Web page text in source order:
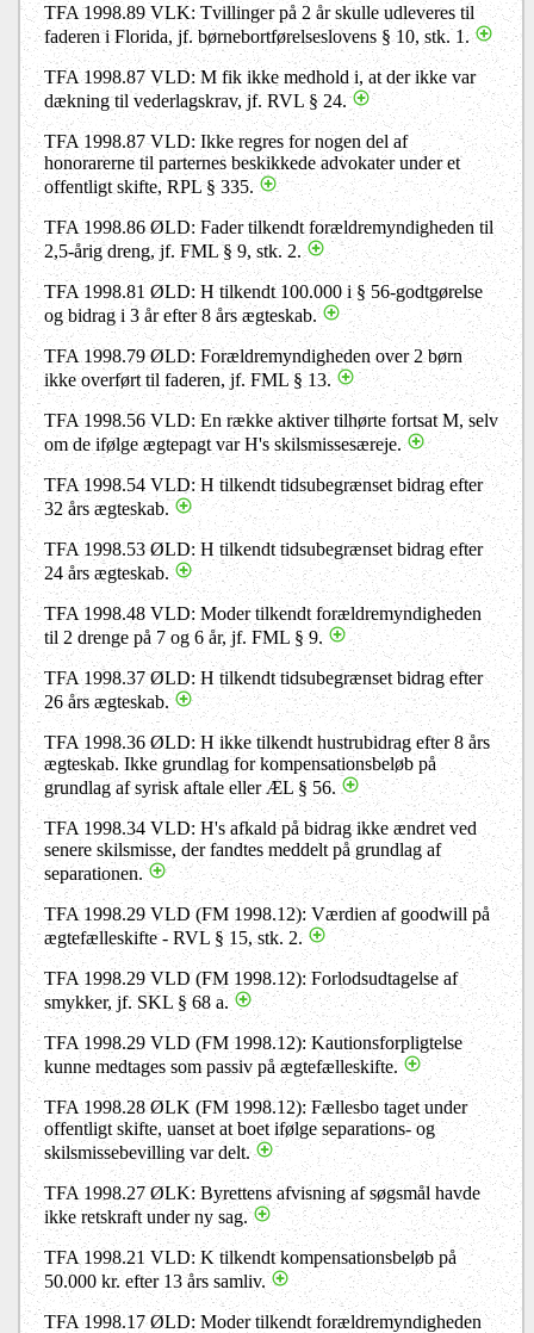
TFA 1998.89 VLK: Tvillinger på 2 år skulle udleveres til
faderen i Florida, jf. børnebortførelseslovens § 10, stk. 1.
TFA 1998.87 VLD: M fik ikke medhold i, at der ikke var
dækning til vederlagskrav, jf. RVL § 24.
TFA 1998.87 VLD: Ikke regres for nogen del af
honorarerne til parternes beskikkede advokater under et
offentligt skifte, RPL § 335.
TFA 1998.86 ØLD: Fader tilkendt forældremyndigheden til
2,5-årig dreng, jf. FML § 9, stk. 2.
TFA 1998.81 ØLD: H tilkendt 100.000 i § 56-godtgørelse
og bidrag i 3 år efter 8 års ægteskab.
TFA 1998.79 ØLD: Forældremyndigheden over 2 børn
ikke overført til faderen, jf. FML § 13.
TFA 1998.56 VLD: En række aktiver tilhørte fortsat M, selv
om de ifølge ægtepagt var H's skilsmissesæreje.
TFA 1998.54 VLD: H tilkendt tidsubegrænset bidrag efter
32 års ægteskab.
TFA 1998.53 ØLD: H tilkendt tidsubegrænset bidrag efter
24 års ægteskab.
TFA 1998.48 VLD: Moder tilkendt forældremyndigheden
til 2 drenge på 7 og 6 år, jf. FML § 9.
TFA 1998.37 ØLD: H tilkendt tidsubegrænset bidrag efter
26 års ægteskab.
TFA 1998.36 ØLD: H ikke tilkendt hustrubidrag efter 8 års
ægteskab. Ikke grundlag for kompensationsbeløb på
grundlag af syrisk aftale eller ÆL § 56.
TFA 1998.34 VLD: H's afkald på bidrag ikke ændret ved
senere skilsmisse, der fandtes meddelt på grundlag af
separationen.
TFA 1998.29 VLD (FM 1998.12): Værdien af goodwill på
ægtefælleskifte - RVL § 15, stk. 2.
TFA 1998.29 VLD (FM 1998.12): Forlodsudtagelse af
smykker, jf. SKL § 68 a.
TFA 1998.29 VLD (FM 1998.12): Kautionsforpligtelse
kunne medtages som passiv på ægtefælleskifte.
TFA 1998.28 ØLK (FM 1998.12): Fællesbo taget under
offentligt skifte, uanset at boet ifølge separations- og
skilsmissebevilling var delt.
TFA 1998.27 ØLK: Byrettens afvisning af søgsmål havde
ikke retskraft under ny sag.
TFA 1998.21 VLD: K tilkendt kompensationsbeløb på
50.000 kr. efter 13 års samliv.
TFA 1998.17 ØLD: Moder tilkendt forældremyndigheden